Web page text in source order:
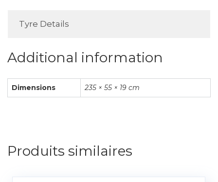
Tyre Details
Additional information
Dimensions 235 × 55 × 19 cm
Produits similaires